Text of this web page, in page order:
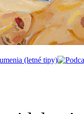
(letné tipy)